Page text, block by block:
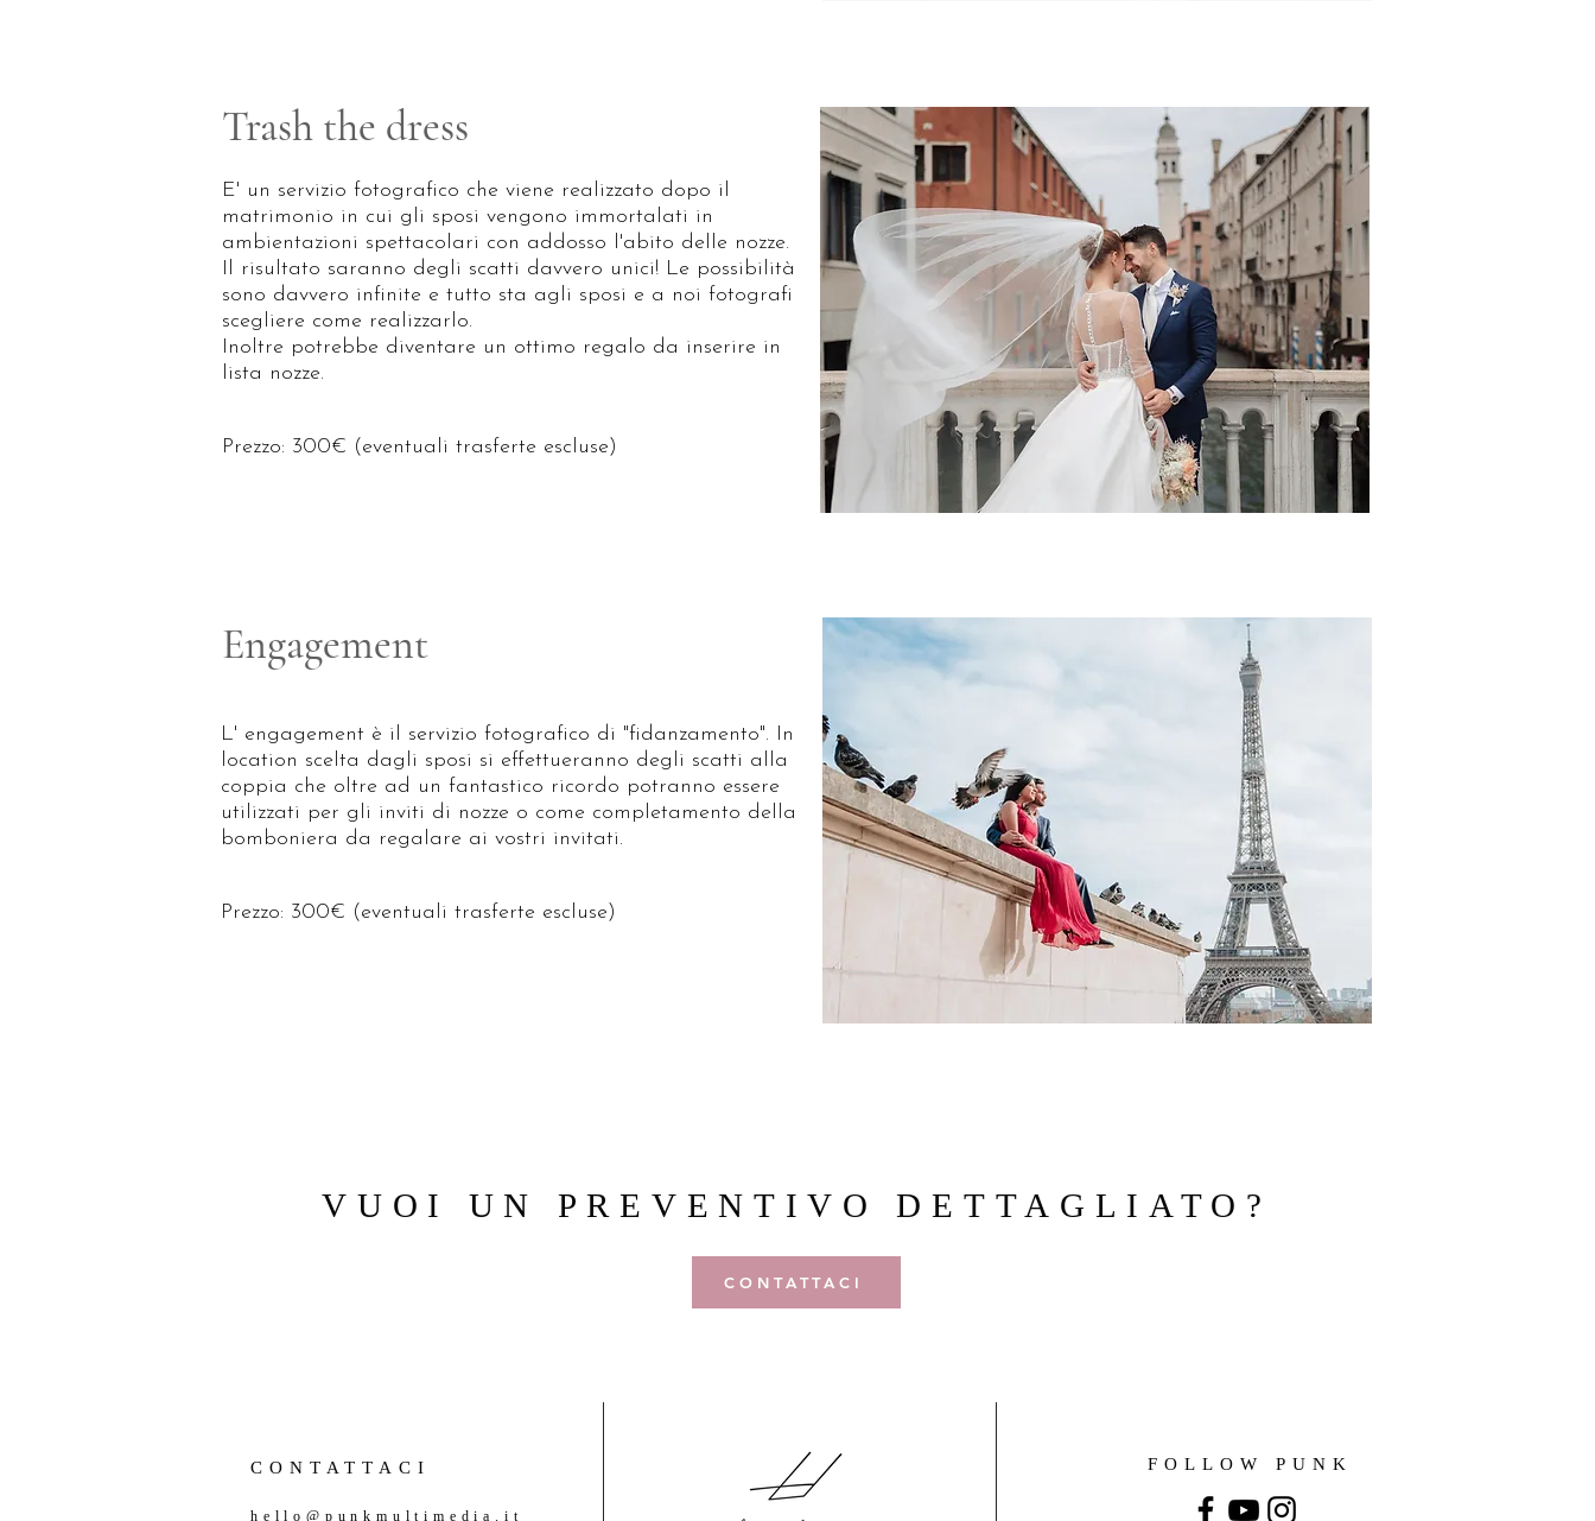
Trash the dress
E' un servizio fotografico che viene realizzato dopo il
matrimonio in cui gli sposi vengono immortalati in
ambientazioni spettacolari con addosso l'abito delle nozze.
Il risultato saranno degli scatti davvero unici! Le possibilità
sono davvero infinite e tutto sta agli sposi e a noi fotografi
scegliere come realizzarlo.
Inoltre potrebbe diventare un ottimo regalo da inserire in
lista nozze.
Prezzo: 300€ (eventuali trasferte escluse)
Engagement
L' engagement è il servizio fotografico di "fidanzamento". In
location scelta dagli sposi si effettueranno degli scatti alla
coppia che oltre ad un fantastico ricordo potranno essere
utilizzati per gli inviti di nozze o come completamento della
bomboniera da regalare ai vostri invitati.
Prezzo: 300€ (eventuali trasferte escluse)
VUOI UN PREVENTIVO DETTAGLIATO?
CONTATTACI
CONTATTACI
hello@punkmultimedia.it
FOLLOW PUNK